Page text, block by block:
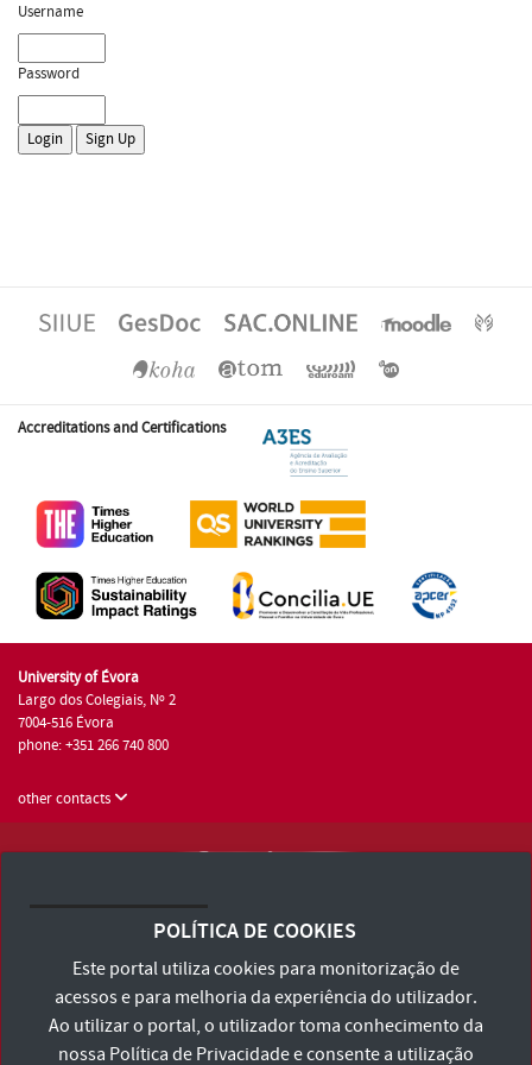
Username
Password
Accreditations and Certifications
University of Évora
Largo dos Colegiais, Nº 2
7004-516 Évora
phone: +351 266 740 800
other contacts
Terms and Conditions and Privacy Policy
Accessibility Statement
POLÍTICA DE COOKIES
Este portal utiliza cookies para monitorização de
acessos e para melhoria da experiência do utilizador.
Ao utilizar o portal, o utilizador toma conhecimento da
nossa Política de Privacidadee consente a utilização